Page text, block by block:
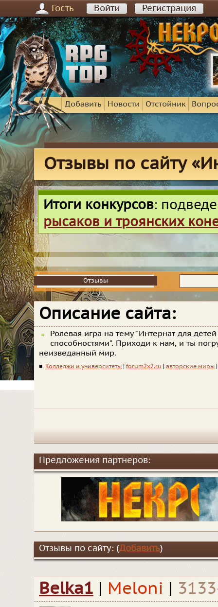
Гость Войти Регистрация
Добавить Новости Отстойник
Отзывы по сайту
Итоги конкурсов:
рысаков и троянских
Отзывы
Отзывы
Описание сайта:
Ролевая игра на тему "Интернат для
способностями". Приходи к нам, и ты
неизведанный мир.
■ Колледжи и университеты forum2x2.ru авторские миры
Предложения партнеров:
Отзывы по сайту: (Добавить)
Belka1 | Meloni |